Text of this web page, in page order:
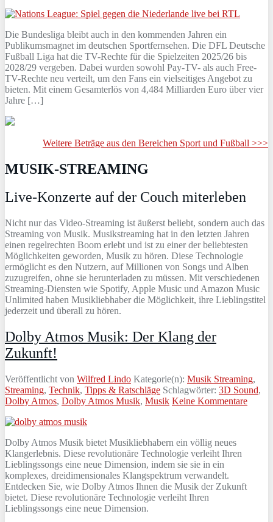
Die Bundesliga bleibt auch in den kommenden Jahren ein
Publikumsmagnet im deutschen Sportfernsehen. Die DFL Deutsche
Fußball Liga hat die TV-Rechte für die Spielzeiten 2025/26 bis
2028/29 vergeben. Dabei wurden sowohl Pay-TV- als auch Free-
TV-Rechte neu verteilt, um den Fans ein vielseitiges Angebot zu
bieten. Mit einem Gesamterlös von 4,484 Milliarden Euro über vier
Jahre […]
Weitere Beträge aus den Bereichen Sport und Fußball >>>
MUSIK-STREAMING
Live-Konzerte auf der Couch miterleben
Nicht nur das Video-Streaming ist äußerst beliebt, sondern auch das
Streaming von Musik. Musikstreaming hat in den letzten Jahren
einen regelrechten Boom erlebt und ist zu einer der beliebtesten
Möglichkeiten geworden, Musik zu hören. Diese Technologie
ermöglicht es den Nutzern, auf Millionen von Songs und Alben
zuzugreifen, ohne sie herunterladen zu müssen. Mit verschiedenen
Streaming-Diensten wie Spotify, Apple Music und Amazon Music
Unlimited haben Musikliebhaber die Möglichkeit, ihre Lieblingstitel
jederzeit und überall zu hören.
Dolby Atmos Musik: Der Klang der
Zukunft!
Veröffentlicht von Wilfred Lindo Kategorie(n): Musik Streaming,
Streaming, Technik, Tipps & Ratschläge Schlagwörter: 3D Sound,
Dolby Atmos, Dolby Atmos Musik, Musik Keine Kommentare
Dolby Atmos Musik bietet Musikliebhabern ein völlig neues
Klangerlebnis. Diese revolutionäre Technologie verleiht Ihren
Lieblingssongs eine neue Dimension, indem sie sie in ein
komplexes, dreidimensionales Klangspektrum verwandelt.
Entdecken Sie, wie Dolby Atmos Ihnen die Musik der Zukunft
bietet. Diese revolutionäre Technologie verleiht Ihren
Lieblingssongs eine neue Dimension.